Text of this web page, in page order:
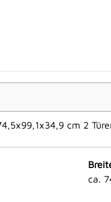
cm 2
ca.